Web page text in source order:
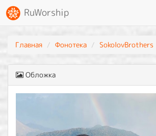
RuWorship
Главная Фонотека SokolovBrothers
Обложка